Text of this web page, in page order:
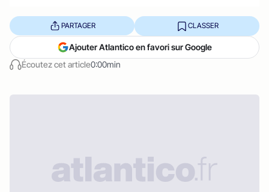
Écoutez cet article0:00min
PARTAGER CLASSER
Ajouter Atlantico en favori sur Google